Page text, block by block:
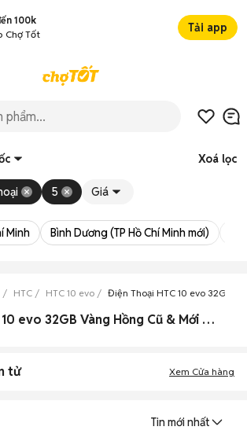
100k
Chợ Tốt
Tải app
Xoá lọc
5 Giá
Minh Bình Dương (TP Hồ Chí Minh mới)
HTC HTC 10 evo Điện Thoại HTC 10 evo 32GB
Điện Thoại HTC 10 evo 32GB Vàng Hồng Cũ & Mới Giá Siêu Rẻ
tử Xem Cửa hàng
Tin mới nhất